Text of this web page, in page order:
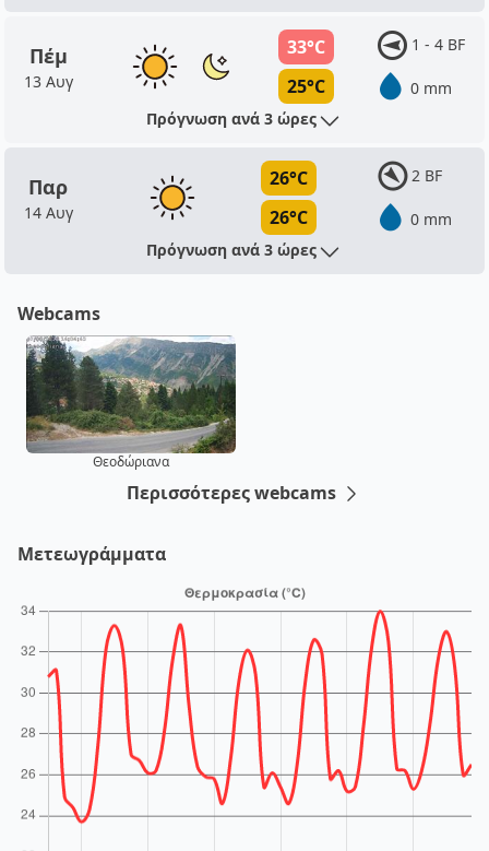
Πέμ
13 Αυγ
33°C
25°C
1 - 4 BF
0 mm
Πρόγνωση ανά 3 ώρες
Παρ
14 Αυγ
26°C
26°C
2 BF
0 mm
Πρόγνωση ανά 3 ώρες
Webcams
Θεοδώριανα
Περισσότερες webcams
Μετεωγράμματα